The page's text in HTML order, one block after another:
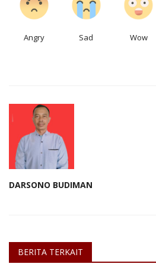
Angry Sad Wow
DARSONO BUDIMAN
BERITA TERKAIT